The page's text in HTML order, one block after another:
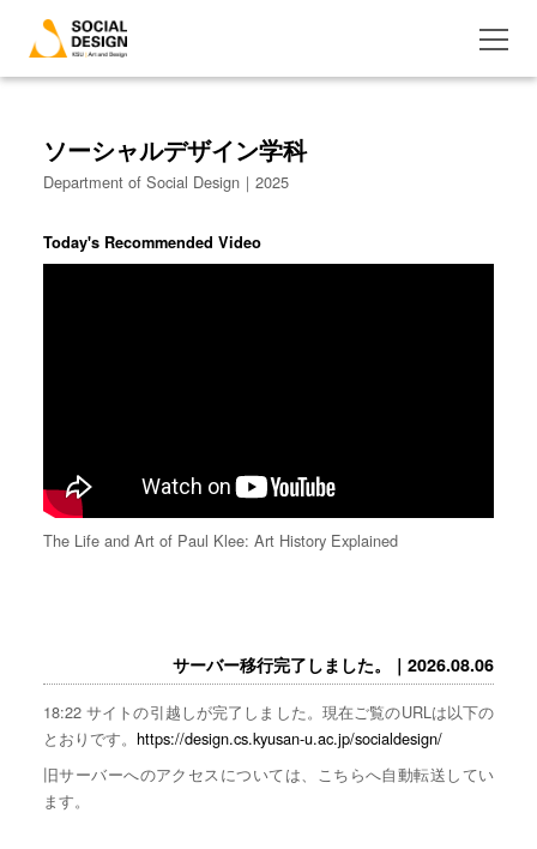
ソーシャルデザイン学科
Department of Social Design｜2025
Today's Recommended Video
The Life and Art of Paul Klee: Art History Explained
サーバー移行完了しました。｜2026.08.06
18:22 サイトの引越しが完了しました。現在ご覧のURLは以下の
とおりです。 https://design.cs.kyusan-u.ac.jp/socialdesign/
旧サーバーへのアクセスについては、こちらへ自動転送してい
ます。